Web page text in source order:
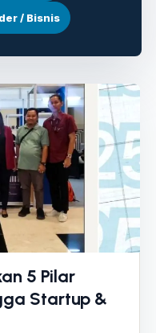
/ Bisnis
5 Pilar
Startup &